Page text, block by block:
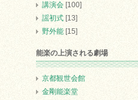
講演会 [100]
謡初式 [13]
野外能 [15]
能楽の上演される劇場
京都観世会館
金剛能楽堂